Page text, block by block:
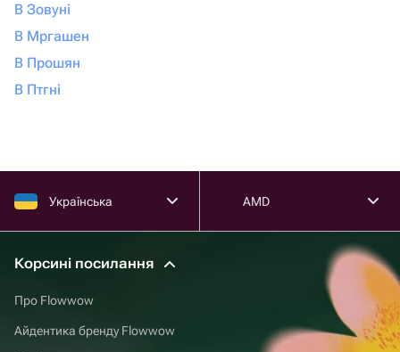
В Зовуні
В Мргашен
В Прошян
В Птгні
Українська AMD
Корсині посилання
Про Flowwow
Айдентика бренду Flowwow